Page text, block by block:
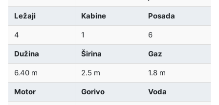
Ležaji Kabine Posada
4 1 6
Dužina Širina Gaz
6.40 m 2.5 m 1.8 m
Motor Gorivo Voda